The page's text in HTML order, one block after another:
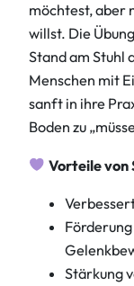
möchtest, aber
willst. Die
Stand am Stuhl
Menschen mit
sanft in ihre
Boden zu
Vorteile von
Stärkung